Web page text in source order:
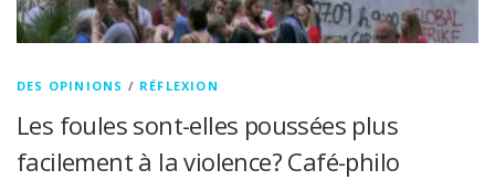
DES OPINIONS / RÉFLEXION
Les foules sont-elles poussées plus
facilement à la violence? Café-philo